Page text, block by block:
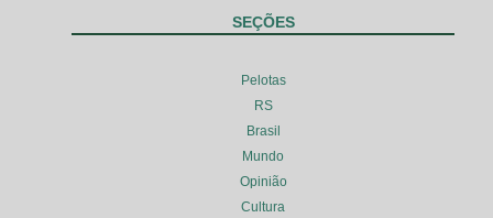
SEÇÕES
Pelotas
RS
Brasil
Mundo
Opinião
Cultura